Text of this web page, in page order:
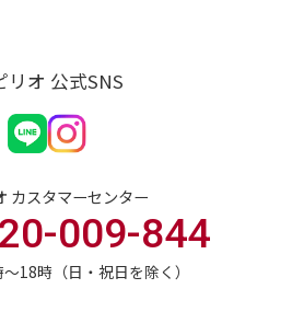
リオ 公式SNS
カスタマーセンター
18時（日・祝日を除く）
009-844